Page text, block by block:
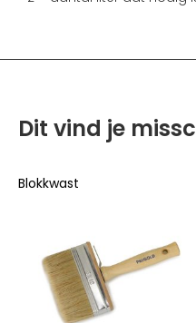
Dit vind je
Blokkwast